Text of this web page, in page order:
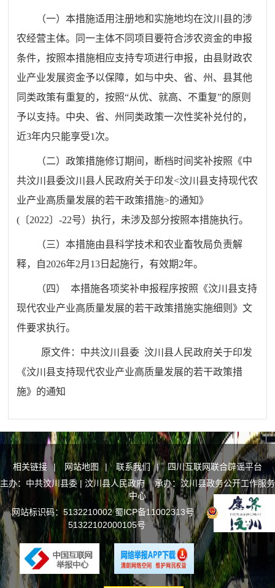
（一）本措施适用注册地和实施地均在汶川县的涉
农经营主体。同一主体不同项目要符合涉农资金的申报
条件，按照本措施相应支持专项进行申报，由县财政农
业产业发展资金予以保障，如与中央、省、州、县其他
同类政策有重复的，按照“从优、就高、不重复”的原则
予以支持。中央、省、州同类政策一次性奖补兑付的，
近3年内只能享受1次。
（二）政策措施修订期间，断档时间奖补按照《中
共汶川县委汶川县人民政府关于印发<汶川县支持现代农
业产业高质量发展的若干政策措施>的通知》
(〔2022〕-22号）执行，未涉及部分按照本措施执行。
（三）本措施由县科学技术和农业畜牧局负责解
释，自2026年2月13日起施行，有效期2年。
（四） 本措施各项奖补申报程序按照《汶川县支持
现代农业产业高质量发展的若干政策措施实施细则》文
件要求执行。
原文件： 中共汶川县委 汶川县人民政府关于印发
《汶川县支持现代农业产业高质量发展的若干政策措
施》的通知
相关链接 | 网站地图 | 联系我们 |
四川互联网联合辟谣平台
主办：中共汶川县委 | 汶川县人民政府 承办：汶川县政务公开工作服务
中心
网站标识码：5132210002蜀ICP备11002313号
川公网安备
51322102000105号